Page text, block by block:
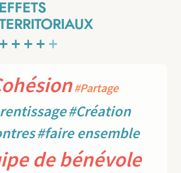
EFFETS
+++++
#Partage
#Création
#faire ensemble
de bénévole